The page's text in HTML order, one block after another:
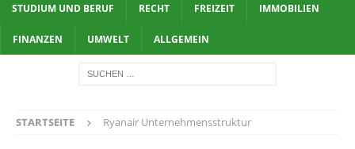
STUDIUM UND BERUF RECHT FREIZEIT IMMOBILIEN
FINANZEN UMWELT ALLGEMEIN
STARTSEITE Ryanair Unternehmensstruktur